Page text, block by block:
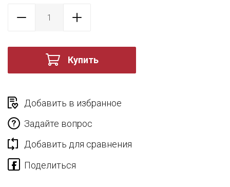
Купить
Добавить в избранное
Задайте вопрос
Добавить для сравнения